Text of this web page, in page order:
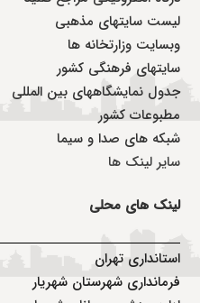
لیست سایتهای مذهبی
وبسایت وزارتخانه ها
سایتهای فرهنگی کشور
جدول نمایشگاههای بین المللی
مطبوعات کشور
شبکه های صدا و سیما
سایر لینک ها
لینک های محلی
استانداری تهران
فرمانداری شهرستان شهریار